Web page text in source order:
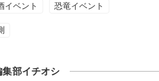
イベント 恐竜イベント
集部イチオシ